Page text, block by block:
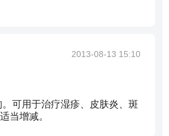
2013-08-13 15:10
可用于治疗湿疹、皮肤炎、斑
当增减。